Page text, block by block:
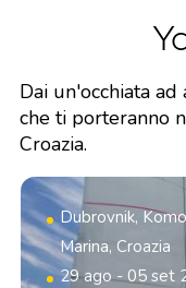
Dai un'occhiata
che ti porteranno
Croazia.
Dubrovnik,
Marina, Croazia
29 ago - 05 set